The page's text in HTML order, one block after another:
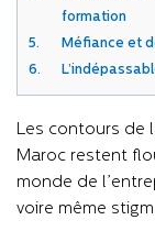
formation
5.
Méfiance et
6.
Les contours de
Maroc restent
monde de
voire même